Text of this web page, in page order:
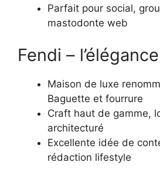
Parfait pour social,
mastodonte web
Fendi –
Maison de luxe
Baguette et fourrure
Craft haut de gamme,
architecturé
Excellente idée de
rédaction lifestyle